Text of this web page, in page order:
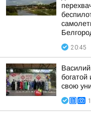
20:45
богатой
свою